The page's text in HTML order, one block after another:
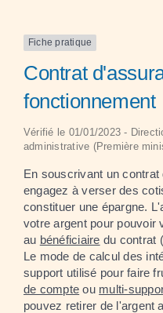
Fiche pratique
Contrat
fonctionnement
Vérifié le 01/01/2023 -
administrative (Première
En souscrivant un
engagez à verser des
constituer une épargne.
votre argent pour pouvoir
au bénéficiaire du contrat
Le mode de calcul des
support utilisé pour faire
de compte ou multi-
pouvez retirer de l'argent